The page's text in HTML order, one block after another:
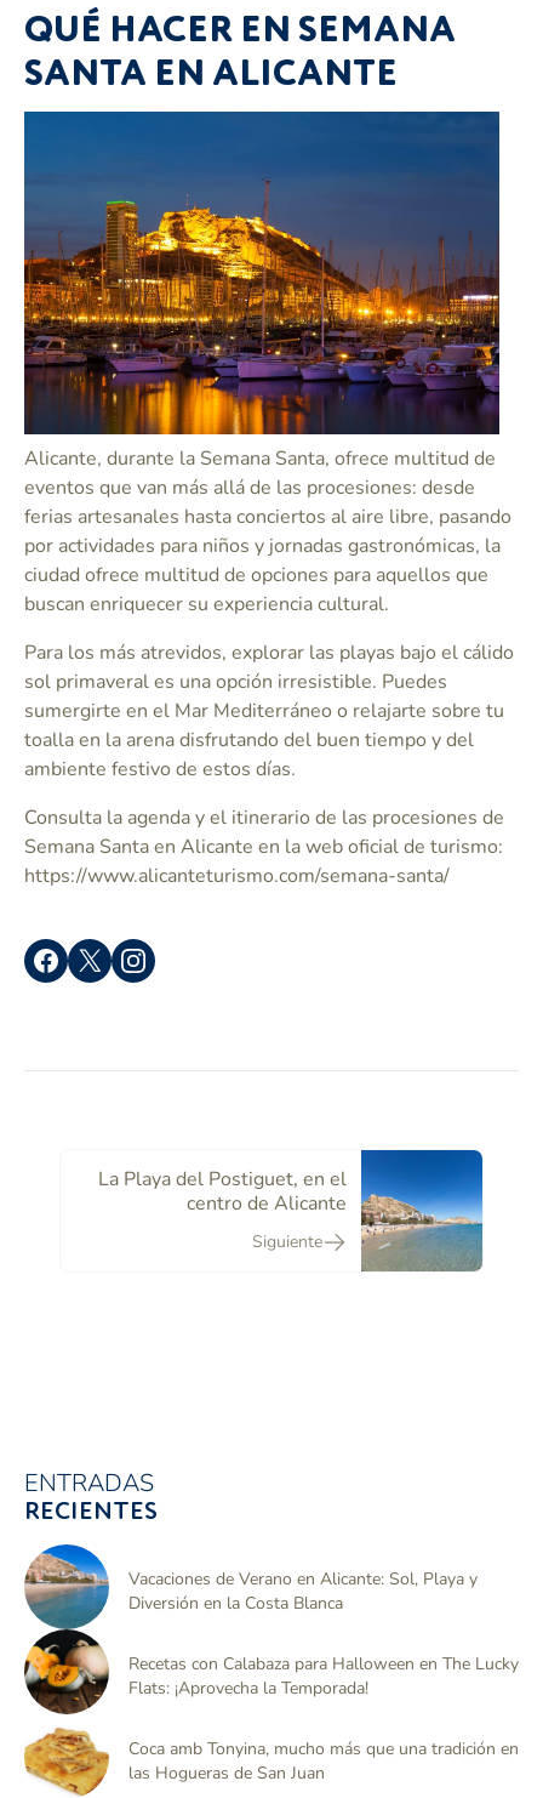
QUÉ HACER EN SEMANA
SANTA EN ALICANTE
Alicante, durante la Semana Santa, ofrece multitud de
eventos que van más allá de las procesiones: desde
ferias artesanales hasta conciertos al aire libre, pasando
por actividades para niños y jornadas gastronómicas, la
ciudad ofrece multitud de opciones para aquellos que
buscan enriquecer su experiencia cultural.
Para los más atrevidos, explorar las playas bajo el cálido
sol primaveral es una opción irresistible. Puedes
sumergirte en el Mar Mediterráneo o relajarte sobre tu
toalla en la arena disfrutando del buen tiempo y del
ambiente festivo de estos días.
Consulta la agenda y el itinerario de las procesiones de
Semana Santa en Alicante en la web oficial de turismo:
https://www.alicanteturismo.com/semana-santa/
La Playa del Postiguet, en el
centro de Alicante
Siguiente
ENTRADAS
RECIENTES
Vacaciones de Verano en Alicante: Sol, Playa y
Diversión en la Costa Blanca
Recetas con Calabaza para Halloween en The Lucky
Flats: ¡Aprovecha la Temporada!
Coca amb Tonyina, mucho más que una tradición en
las Hogueras de San Juan